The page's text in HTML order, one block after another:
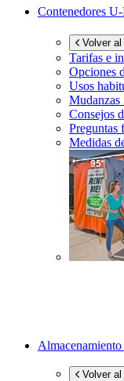
Contenedores
Volver
Tarifas e
Opciones
Usos
Mudanzas
Consejos
Preguntas
Medidas
Almacenamiento
Volver